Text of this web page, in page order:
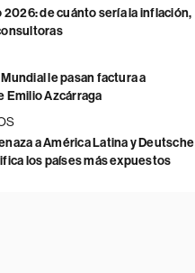
2026: de cuánto sería la inflación,
le pasan factura a
Emilio Azcárraga
a América Latina y Deutsche
los países más expuestos